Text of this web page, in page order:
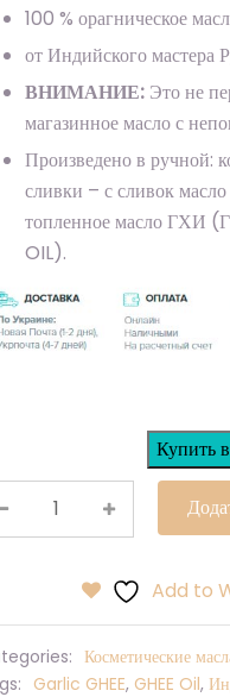
100 % орагническое
от Индийского мастера
ВНИМАНИЕ: Это не
магазинное масло с
Произведено в ручной:
сливки – с сливок
топленное масло ГХИ
OIL).
Купить
Add to
Косметические
Garlic GHEE, GHEE Oil,